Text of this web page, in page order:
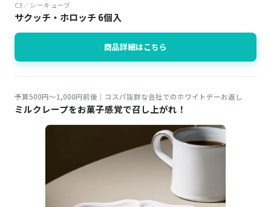
C3／シーキューブ
サクッチ・ホロッチ 6個入
商品詳細はこちら
予算500円～1,000円前後｜コスパ抜群な会社でのホワイトデーお返し
ミルクレープをお菓子感覚で召し上がれ！